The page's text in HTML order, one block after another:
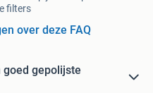
filters
over deze FAQ
goed gepolijste